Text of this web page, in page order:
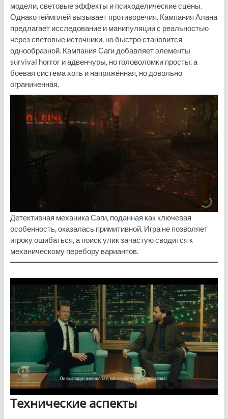
модели, световые эффекты и психоделические сцены.
Однако геймплей вызывает противоречия. Кампания Алана
предлагает исследование и манипуляции с реальностью
через световые источники, но быстро становится
однообразной. Кампания Саги добавляет элементы
survival horror и адвенчуры, но головоломки просты, а
боевая система хоть и напряжённая, но довольно
ограниченная.
Детективная механика Саги, поданная как ключевая
особенность, оказалась примитивной. Игра не позволяет
игроку ошибаться, а поиск улик зачастую сводится к
механическому перебору вариантов.
Технические аспекты